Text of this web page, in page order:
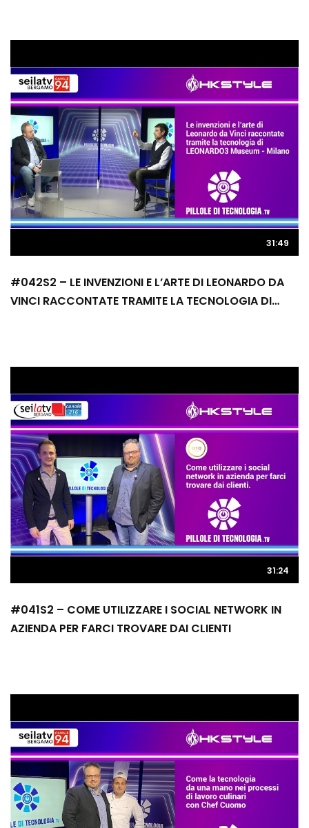
31:49
#042S2 – LE INVENZIONI E L’ARTE DI LEONARDO DA
VINCI RACCONTATE TRAMITE LA TECNOLOGIA DI
31:24
#041S2 – COME UTILIZZARE I SOCIAL NETWORK IN
AZIENDA PER FARCI TROVARE DAI CLIENTI